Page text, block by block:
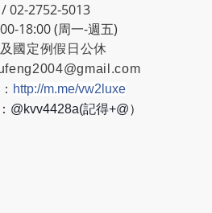
02-2752-5013
18:00 (周一-週五)
國定例假日公休
http://m.me/vw2luxe
@kvv4428a(記得+@）